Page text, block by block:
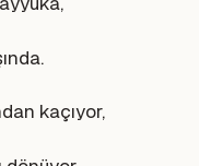
kaçıyor,